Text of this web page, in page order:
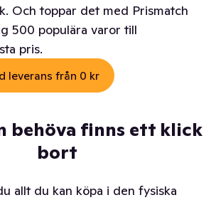
Och toppar det med Prismatch
500 populära varor till
pris.
leverans från 0 kr
behöva finns ett klick
bort
allt du kan köpa i den fysiska